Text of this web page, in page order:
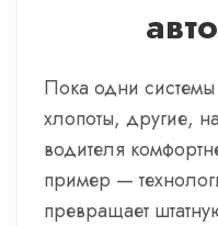
Пока одни системы
хлопоты, другие,
водителя
пример —
превращает